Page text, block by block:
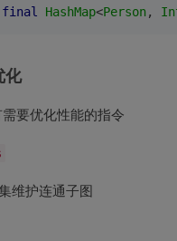
final HashMap<Person,
化
要优化性能的指令
维护连通子图